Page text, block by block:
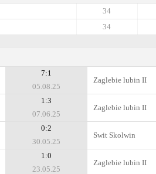
34
34
7:1
05.08.25
Zaglebie lubin II
1:3
07.06.25
Zaglebie lubin II
0:2
30.05.25
Swit Skolwin
1:0
23.05.25
Zaglebie lubin II